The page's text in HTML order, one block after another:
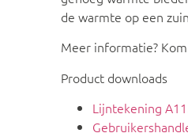
de warmte op een
Meer informatie?
Product downloads
Lijntekening